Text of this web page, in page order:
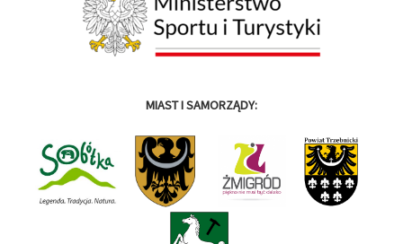
MIAST I SAMORZĄDY: